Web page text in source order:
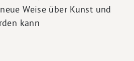
Weise über Kunst und
kann